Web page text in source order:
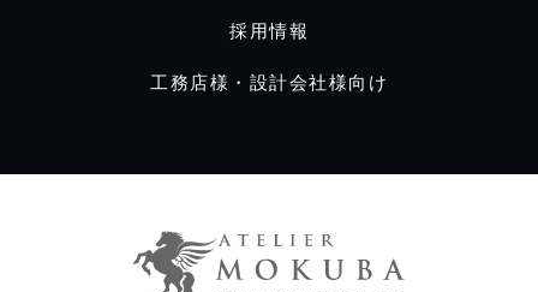
採用情報
工務店様・設計会社様向け